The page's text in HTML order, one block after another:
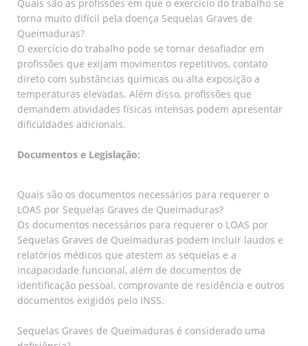
Quais são as profissões em que o exercício do trabalho se
torna muito difícil pela doença Sequelas Graves de
Queimaduras?
O exercício do trabalho pode se tornar desafiador em
profissões que exijam movimentos repetitivos, contato
direto com substâncias químicas ou alta exposição a
temperaturas elevadas. Além disso, profissões que
demandem atividades físicas intensas podem apresentar
dificuldades adicionais.
Documentos e Legislação:
Quais são os documentos necessários para requerer o
LOAS por Sequelas Graves de Queimaduras?
Os documentos necessários para requerer o LOAS por
Sequelas Graves de Queimaduras podem incluir laudos e
relatórios médicos que atestem as sequelas e a
incapacidade funcional, além de documentos de
identificação pessoal, comprovante de residência e outros
documentos exigidos pelo INSS.
Sequelas Graves de Queimaduras é considerado uma